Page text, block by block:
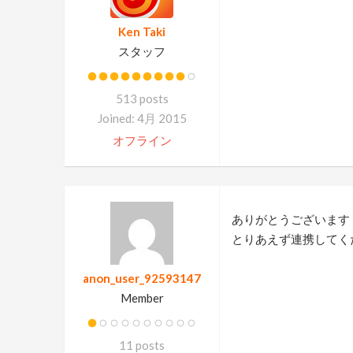
Ken Taki
スタッフ
513 posts
Joined: 4月 2015
オフライン
anon_user_92593147
Member
11 posts
ありがとうございます
とりあえず連携して